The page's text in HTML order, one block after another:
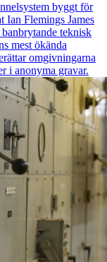
byggt för
Ian Flemings James
teknisk
mest ökända
omgivningarna
i anonyma gravar.